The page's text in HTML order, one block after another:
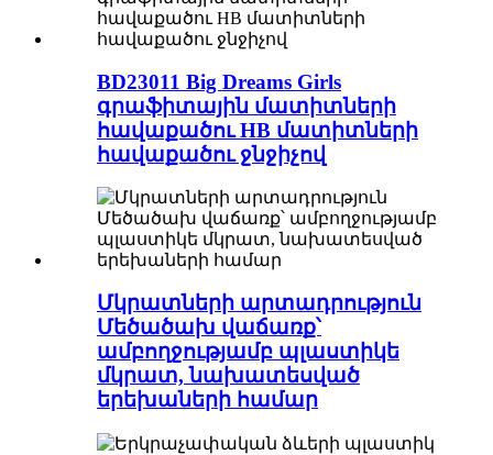
BD23011 Big Dreams Girls
գրաֆիտային մատիտների
հավաքածու HB մատիտների
հավաքածու ջնջիչով
Մկրատների արտադրություն
Մեծածախ վաճառք՝
ամբողջությամբ պլաստիկե
մկրատ, նախատեսված
երեխաների համար